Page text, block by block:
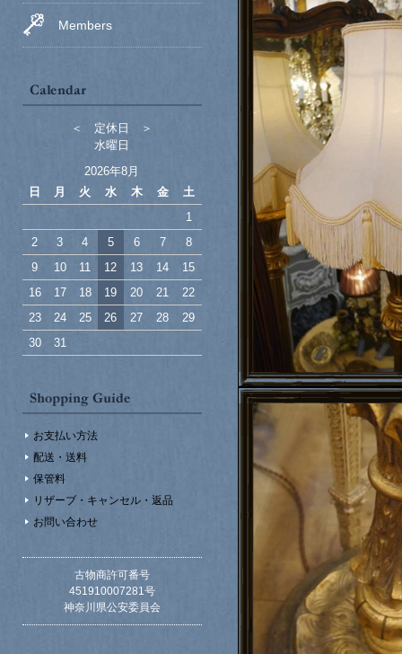
Members
＜ 定休日 ＞
水曜日
2026年8月
日
月 火 水 木 金
土
1
2
3 4 5 6 7
8
9
10 11 12 13 14
15
16
17 18 19 20 21
22
23
24 25 26 27 28
29
30
31
お支払い方法
配送・送料
保管料
リザーブ・キャンセル・返品
お問い合わせ
古物商許可番号
451910007281号
神奈川県公安委員会